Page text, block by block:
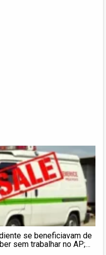
se beneficiavam de
sem trabalhar no AP;